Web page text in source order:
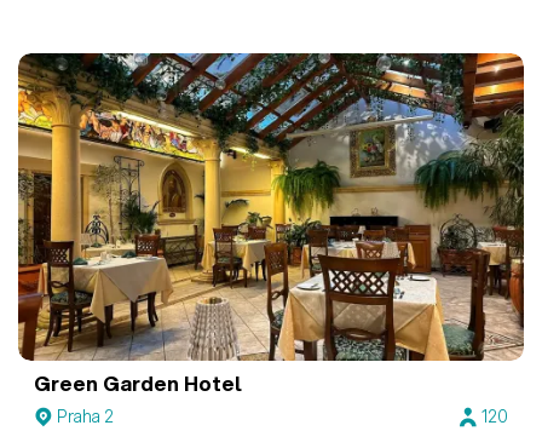
Green Garden Hotel
Praha 2
120